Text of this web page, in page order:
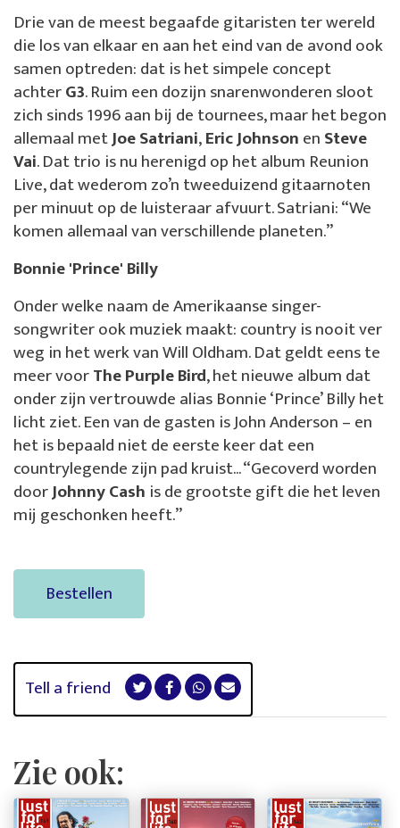
Drie van de meest begaafde gitaristen ter wereld
die los van elkaar en aan het eind van de avond ook
samen optreden: dat is het simpele concept
achterG3. Ruim een dozijn snarenwonderen sloot
zich sinds 1996 aan bij de tournees, maar het begon
allemaal metJoe Satriani,Eric JohnsonenSteve
Vai. Dat trio is nu herenigd op het album Reunion
Live, dat wederom zo’n tweeduizend gitaarnoten
per minuut op de luisteraar afvuurt. Satriani: “We
komen allemaal van verschillende planeten.”
Bonnie 'Prince' Billy
Onder welke naam de Amerikaanse singer-
songwriter ook muziek maakt: country is nooit ver
weg in het werk van Will Oldham. Dat geldt eens te
meer voorThe Purple Bird, het nieuwe album dat
onder zijn vertrouwde alias Bonnie ‘Prince’ Billy het
licht ziet. Een van de gasten is John Anderson – en
het is bepaald niet de eerste keer dat een
countrylegende zijn pad kruist... “Gecoverd worden
doorJohnny Cash is de grootste gift die het leven
mij geschonken heeft.”
Bestellen
Tell a friend
Zie ook: